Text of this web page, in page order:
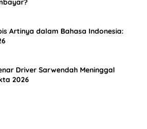
Artinya dalam Bahasa Indonesia:
Driver Sarwendah Meninggal
2026